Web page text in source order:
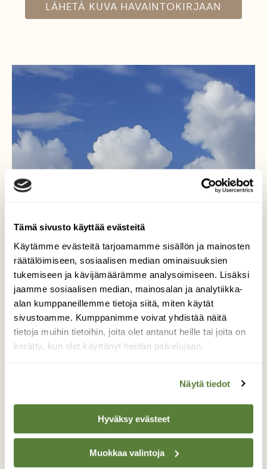
Tämä sivusto käyttää evästeitä
Käytämme evästeitä tarjoamamme sisällön ja mainosten
räätälöimiseen, sosiaalisen median ominaisuuksien
tukemiseen ja kävijämäärämme analysoimiseen. Lisäksi
jaamme sosiaalisen median, mainosalan ja analytiikka-
alan kumppaneillemme tietoja siitä, miten käytät
sivustoamme. Kumppanimme voivat yhdistää näitä
tietoja muihin tietoihin, joita olet antanut heille tai joita on
kerätty, kun olet käyttänyt heidän palvelujaan.
Näytä tiedot
Hyväksy evästeet
Muokkaa valintoja
LÄHETÄ KUVA HAVAINTOKIRJAAN
Pilviä Nakkilan yllä,
heinäkuu 2021.
Pilviä Nakkilan yllä, heinäkuu 2021.
Valokuvaaja: Maarit Pietiläinen, Nakkila Heinäkuu
TAKAISIN LISTAAN